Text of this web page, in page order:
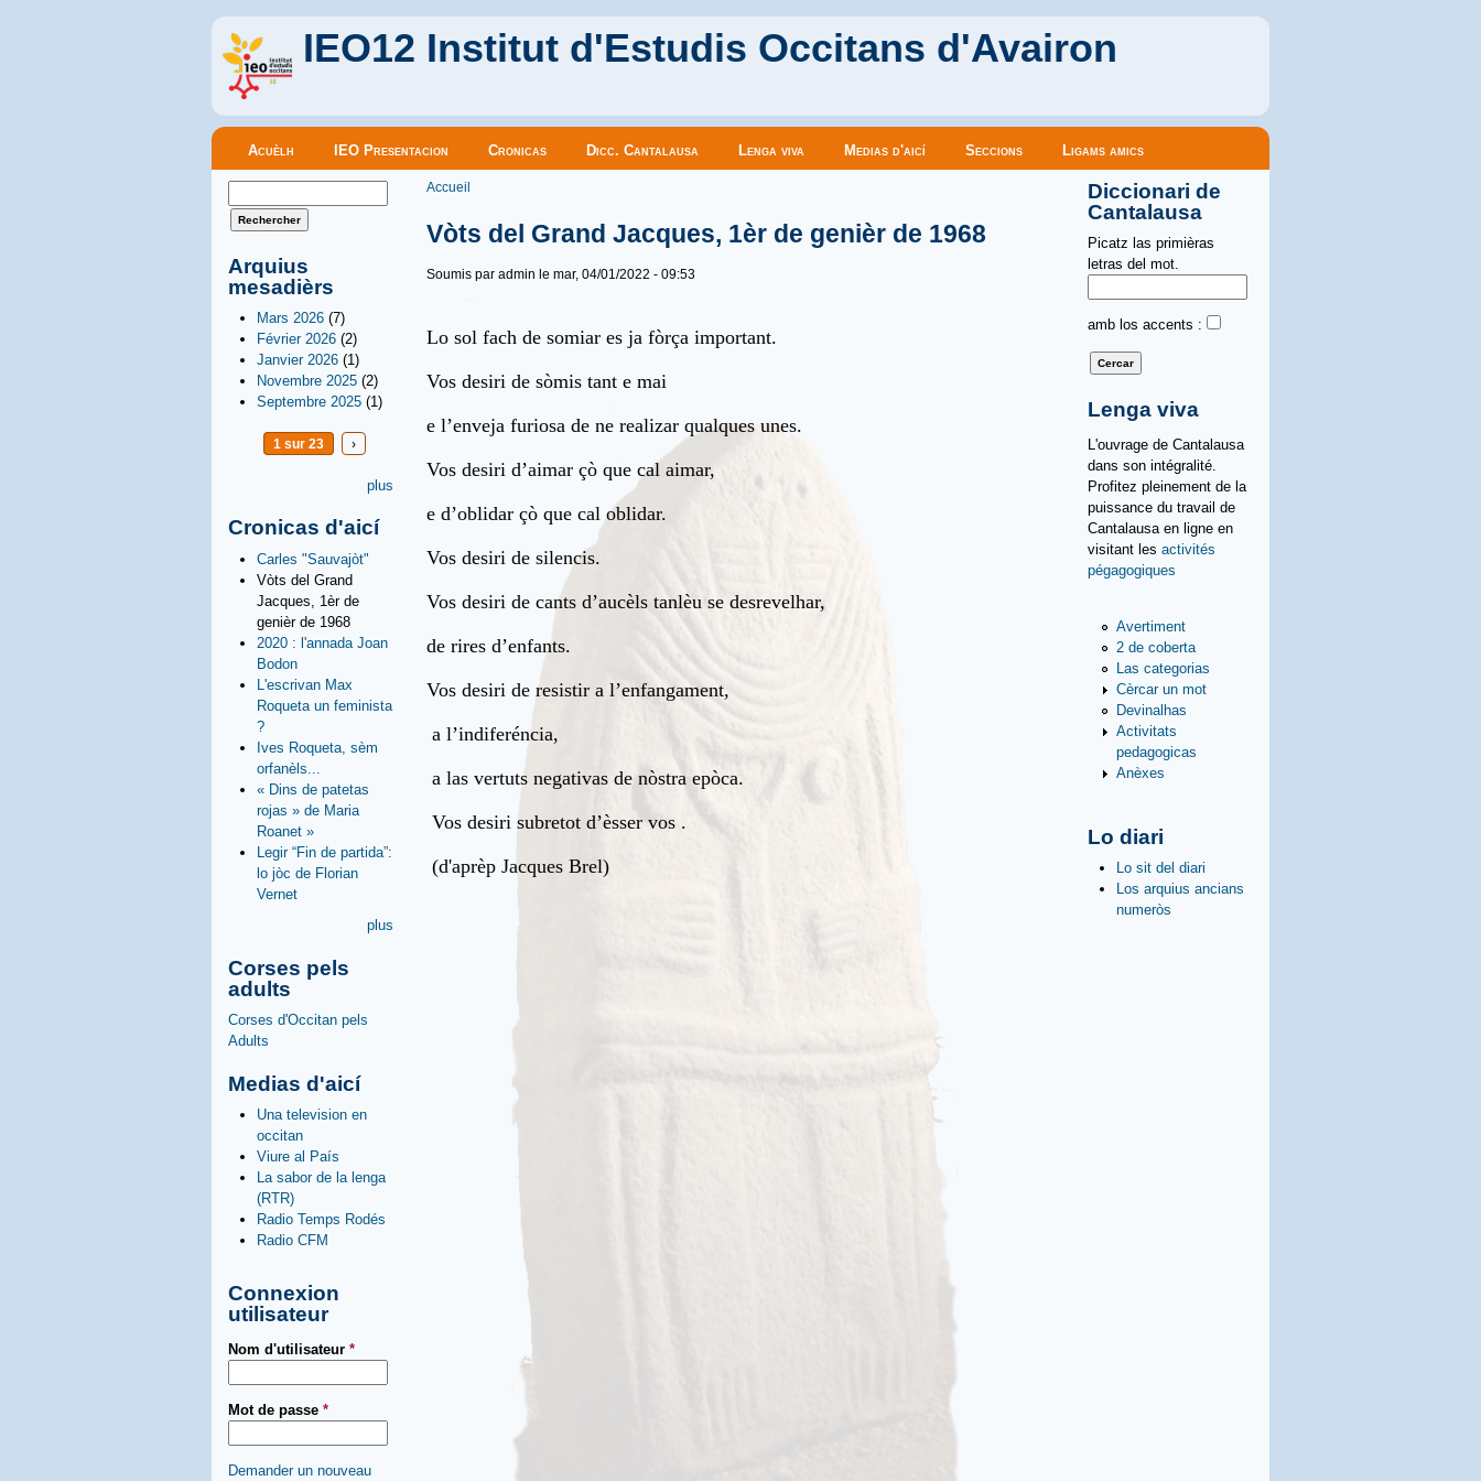
IEO12 Institut d'Estudis Occitans d'Avairon
Menu principal
Acuèlh IEO Presentacion Cronicas Dicc. Cantalausa Lenga viva Medias d'aicí Seccions Ligams amics
Formulaire de recherche
Arquius
mesadièrs
Mars 2026 (7)
Février 2026 (2)
Janvier 2026 (1)
Novembre 2025 (2)
Septembre 2025 (1)
1 sur 23 ›
plus
Cronicas d'aicí
Carles "Sauvajòt"
Vòts del Grand
Jacques, 1èr de
genièr de 1968
2020 : l'annada Joan
Bodon
L'escrivan Max
Roqueta un feminista
?
Ives Roqueta, sèm
orfanèls...
« Dins de patetas
rojas » de Maria
Roanet »
Legir “Fin de partida”:
lo jòc de Florian
Vernet
plus
Corses pels
adults
Corses d'Occitan pels
Adults
Medias d'aicí
Una television en
occitan
Viure al País
La sabor de la lenga
(RTR)
Radio Temps Rodés
Radio CFM
Connexion
utilisateur
Nom d'utilisateur *
Mot de passe *
Demander un nouveau
Vous êtes ici
Accueil
Vòts del Grand Jacques, 1èr de genièr de 1968
Soumis par admin le mar, 04/01/2022 - 09:53
Lo sol fach de somiar es ja fòrça important.
Vos desiri de sòmis tant e mai
e l’enveja furiosa de ne realizar qualques unes.
Vos desiri d’aimar çò que cal aimar,
e d’oblidar çò que cal oblidar.
Vos desiri de silencis.
Vos desiri de cants d’aucèls tanlèu se desrevelhar,
de rires d’enfants.
Vos desiri de resistir a l’enfangament,
a l’indiferéncia,
a las vertuts negativas de nòstra epòca.
Vos desiri subretot d’èsser vos .
(d'aprèp Jacques Brel)
Diccionari de
Cantalausa
Picatz las primièras
letras del mot.
amb los accents :
Lenga viva
L'ouvrage de Cantalausa
dans son intégralité.
Profitez pleinement de la
puissance du travail de
Cantalausa en ligne en
visitant les activités
pégagogiques
Avertiment
2 de coberta
Las categorias
Cèrcar un mot
Devinalhas
Activitats
pedagogicas
Anèxes
Lo diari
Lo sit del diari
Los arquius ancians
numeròs